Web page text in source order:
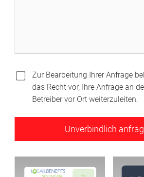
Zur Bearbeitung Ihrer Anfrage
das Recht vor, Ihre Anfrage an
Betreiber vor Ort weiterzuleiten.